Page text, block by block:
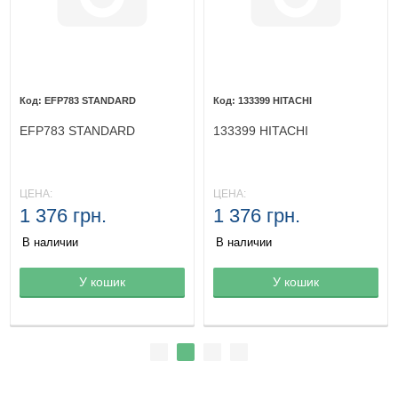
Товар в корзине
EFP783 STANDARD
EFP783 STANDARD
ЦЕНА:
1 376 грн.
В наличии
У кошик Товар в корзине
133399 HITACHI
133399 HITACHI
ЦЕНА:
1 376 грн.
В наличии
У кошик